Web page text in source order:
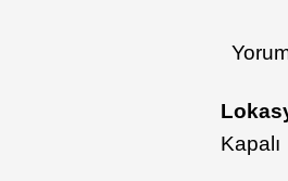
Kapalı